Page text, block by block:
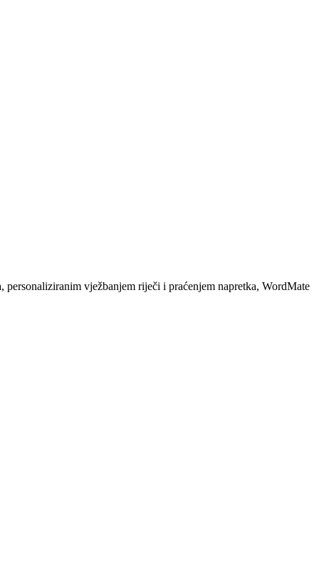
vježbanjem riječi i praćenjem napretka, WordMate